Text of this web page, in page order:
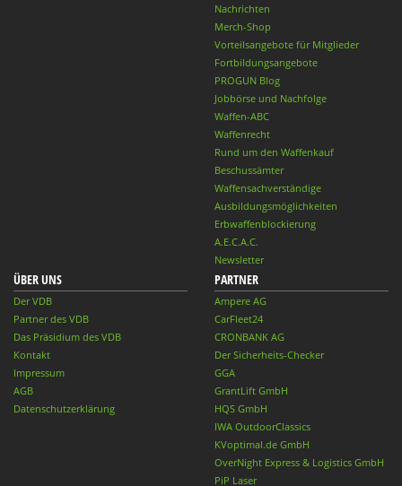
Nachrichten
Merch-Shop
Vorteilsangebote für Mitglieder
Fortbildungsangebote
PROGUN Blog
Jobbörse und Nachfolge
Waffen-ABC
Waffenrecht
Rund um den Waffenkauf
Beschussämter
Waffensachverständige
Ausbildungsmöglichkeiten
Erbwaffenblockierung
A.E.C.A.C.
Newsletter
ÜBER UNS
Der VDB
Partner des VDB
Das Präsidium des VDB
Kontakt
Impressum
AGB
Datenschutzerklärung
PARTNER
Ampere AG
CarFleet24
CRONBANK AG
Der Sicherheits-Checker
GGA
GrantLift GmbH
HQS GmbH
IWA OutdoorClassics
KVoptimal.de GmbH
OverNight Express & Logistics GmbH
PiP Laser